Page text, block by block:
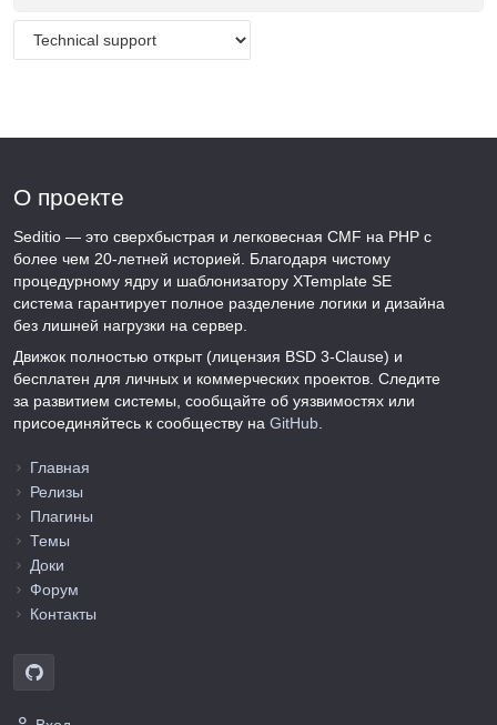
О проекте
Seditio — это сверхбыстрая и легковесная CMF на PHP с
более чем 20-летней историей. Благодаря чистому
процедурному ядру и шаблонизатору XTemplate SE
система гарантирует полное разделение логики и дизайна
без лишней нагрузки на сервер.
Движок полностью открыт (лицензия BSD 3-Clause) и
бесплатен для личных и коммерческих проектов. Следите
за развитием системы, сообщайте об уязвимостях или
присоединяйтесь к сообществу на GitHub.
Главная
Релизы
Плагины
Темы
Доки
Форум
Контакты